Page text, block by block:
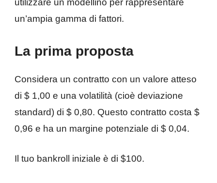
utilizzare un modellino per rappresentare
un’ampia gamma di fattori.
La prima proposta
Considera un contratto con un valore atteso
di $ 1,00 e una volatilità (cioè deviazione
standard) di $ 0,80. Questo contratto costa $
0,96 e ha un margine potenziale di $ 0,04.
Il tuo bankroll iniziale è di $100.